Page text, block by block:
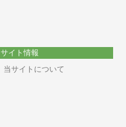
サイト情報
当サイトについて